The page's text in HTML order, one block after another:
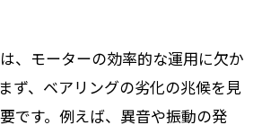
、モーターの効率的な運用に欠か
ず、ベアリングの劣化の兆候を見
です。例えば、異音や振動の発